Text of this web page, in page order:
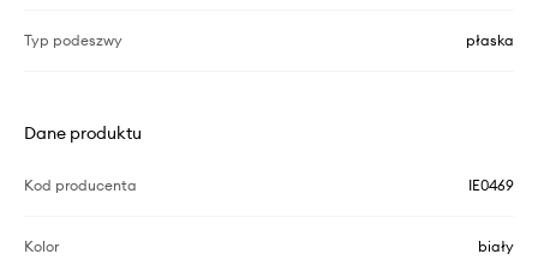
Typ podeszwy płaska
Dane produktu
Kod producenta IE0469
Kolor biały